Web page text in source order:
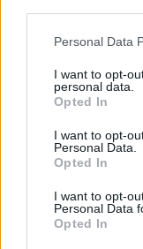
Please note that
not limited to your
grant or deny
use your data for
consent section.
Personal Data
I want to opt-
personal data.
Opted In
I want to opt-
Personal Data.
Opted In
I want to opt-
Personal Data
Opted In